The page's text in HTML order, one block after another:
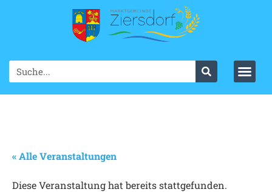
« Alle Veranstaltungen
Diese Veranstaltung hat bereits stattgefunden.